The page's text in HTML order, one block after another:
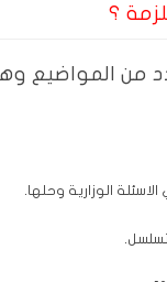
؟
من المواضيع
الوزارية وحلها.